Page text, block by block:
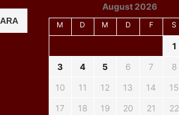
ARA
August 2026
M D M D F S
1
3
4 5 6 7 8
10
11 12 13 14 15
17
18 19 20 21 22